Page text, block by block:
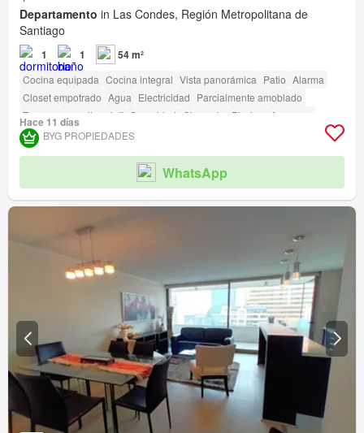
Departamento in Las Condes, Región Metropolitana de
Santiago
1 1 54 m²
Cocina equipada Cocina integral Vista panorámica Patio Alarma
Closet empotrado Agua Electricidad Parcialmente amoblado
Terraza
amenity_wi_fi Seguridad Gimnasio Piscina
Ascensor
Conserje Parilla Acceso para personas con discapacidad
Hace 11 días
BYG PROPIEDADES
WhatsApp